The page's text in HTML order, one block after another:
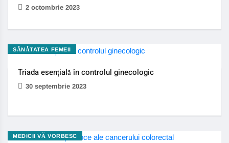
2 octombrie 2023
SĂNĂTATEA FEMEII
Triada esențială în controlul ginecologic
30 septembrie 2023
MEDICII VĂ VORBESC